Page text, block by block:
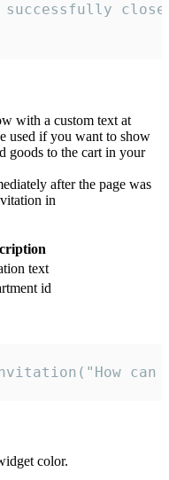
with a custom text at
used if you want to show
goods to the cart in your
after the page was
in
text
id
color.